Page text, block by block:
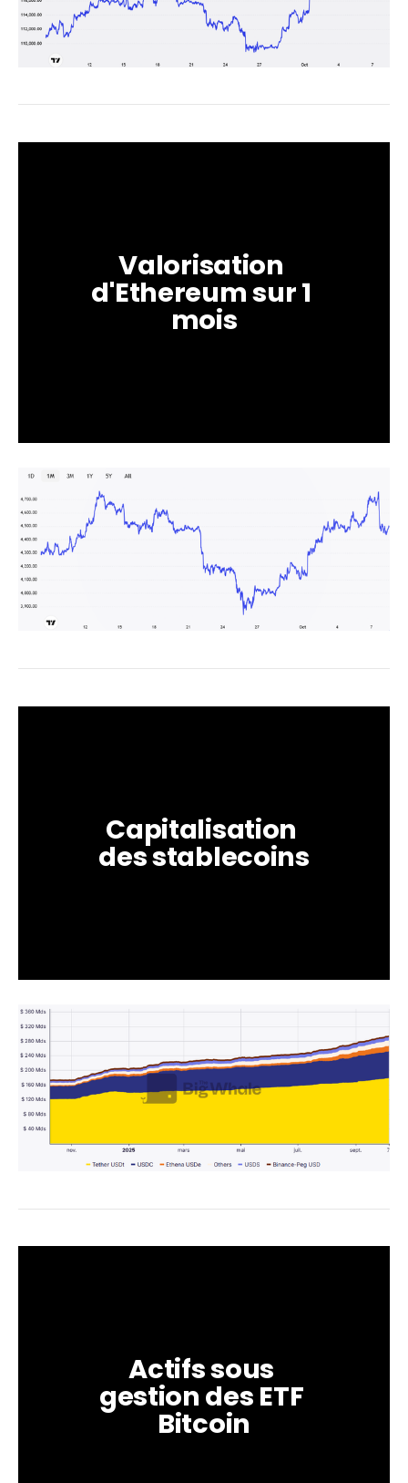
Valorisation
d'Ethereum sur 1
mois
Capitalisation
des stablecoins
Actifs sous
gestion des ETF
Bitcoin